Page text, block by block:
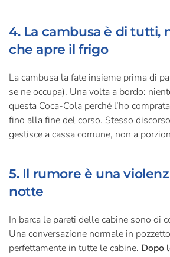
4. La cambusa è di tutti,
che apre il frigo
La cambusa la fate insieme prima di
se ne occupa). Una volta a bordo:
questa Coca-Cola perché l’ho comprata
fino alla fine del corso. Stesso
gestisce a cassa comune, non a
5. Il rumore è una
notte
In barca le pareti delle cabine sono di
Una conversazione normale in
perfettamente in tutte le cabine. Dopo